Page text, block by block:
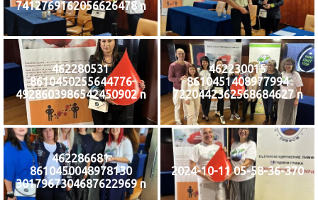
7412769162056626478 n
462280531
8610450255644776
4928603986542450902 n
462230015
8610451408977994
7220442362568684627 n
462286681
8610450048978130
3017967304687622969 n
2024-10-11 05-58-36-370